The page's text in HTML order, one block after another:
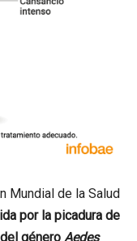
Mundial de la Salud
por la picadura de
género Aedes